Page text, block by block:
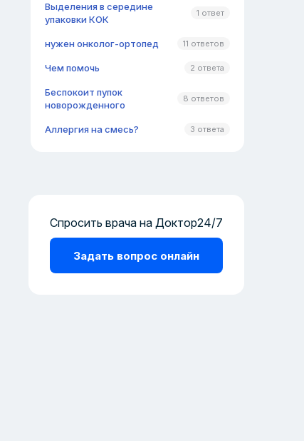
Выделения в середине
упаковки КОК
1 ответ
нужен онколог-ортопед 11 ответов
Чем помочь 2 ответа
Беспокоит пупок
новорожденного
8 ответов
Аллергия на смесь? 3 ответа
Спросить врача на Доктор24/7
Задать вопрос онлайн